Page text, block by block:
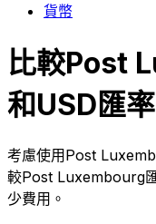
貨幣
比較Post
和USD匯率
考慮使用Post
較Post Luxembourg
少費用。